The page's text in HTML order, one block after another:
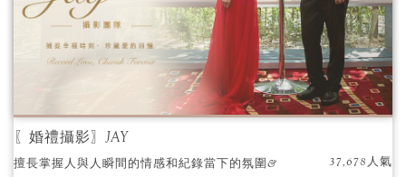
〖婚禮攝影〗JAY
擅長掌握人與人瞬間的情感和紀錄當下的氛圍&
37,678人氣